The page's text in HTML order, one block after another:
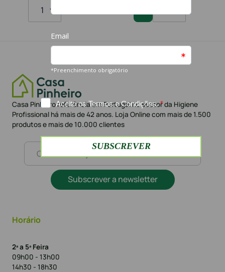
1
Casa Pinheiro referência em Portugal no sector da Higiene
Profissional há mais de 42 anos. Loja Online com mais de 1.500
produtos e mais de 10.000 clientes
Subscrever a newsletter
Horário
2ª a 5ª Feira
09h00 - 13h00
14h30 - 18h30